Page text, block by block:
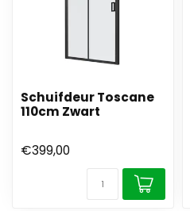
Schuifdeur Toscane
110cm Zwart
€399,00